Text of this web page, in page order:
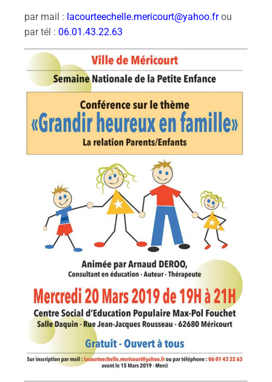
par mail : lacourteechelle.mericourt@yahoo.frou
par tél : 06.01.43.22.63